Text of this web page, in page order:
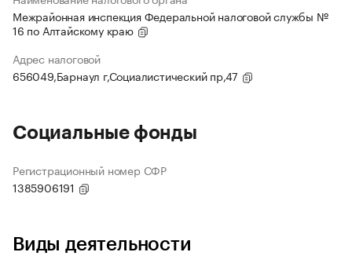
Межрайонная инспекция Федеральной налоговой службы №
16 по Алтайскому краю
Адрес налоговой
656049,Барнаул г,Социалистический пр,47
Социальные фонды
Регистрационный номер СФР
1385906191
Виды деятельности